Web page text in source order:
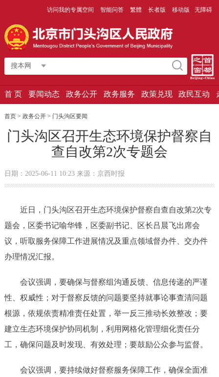
访问我的专属空间 智能问答 繁體 长者版 移动版 无障碍
搜本网
首 页 要闻动态 政务公开 政务服务 政策兑现 政民互动
首页 > 政务公开 > 门头沟区要闻
门头沟区召开生态环境保护督察自
查自改第2次专题会
日期：2025-06-11 10:23 来源：京西时报
近日，门头沟区召开生态环境保护督察自查自改第2次专
题会，区委书记喻华锋，区委副书记、区长吕晨飞出席会
议，听取服务保障工作进展情况及重点领域督办件、交办件
办理情况汇报。
会议强调，要确保与督察组沟通反馈、信息传递的严谨
性、权威性；对于督察反馈的问题要坚持就事论事查清问题
根源，依规依责精准责任处置，举一反三推动长效整改；要
建立生态环境保护协同机制，利用网格化管理细化责任分
工，确保问题及时发现、有效处理；要鼓励公众参与监督。
会议强调，要持续做好督察服务保障工作，确保全面准